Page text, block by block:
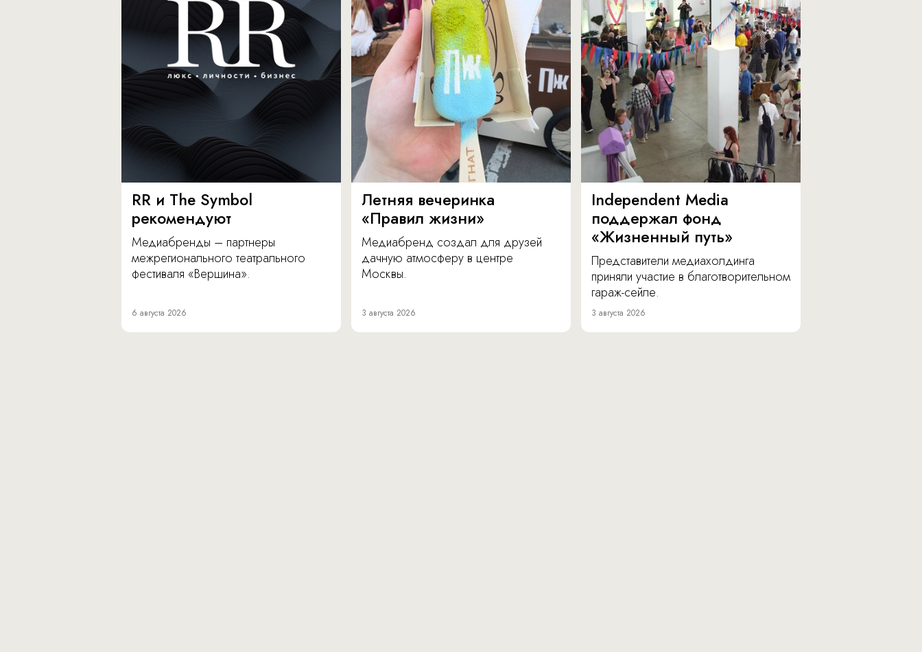
RR и The Symbol
рекомендуют
Медиабренды – партнеры
межрегионального театрального
фестиваля «Вершина».
6 августа 2026
Летняя вечеринка
«Правил жизни»
Медиабренд создал для друзей
дачную атмосферу в центре
Москвы.
3 августа 2026
Independent Media
поддержал фонд
«Жизненный путь»
Представители медиахолдинга
приняли участие в благотворительном
гараж-сейле.
3 августа 2026